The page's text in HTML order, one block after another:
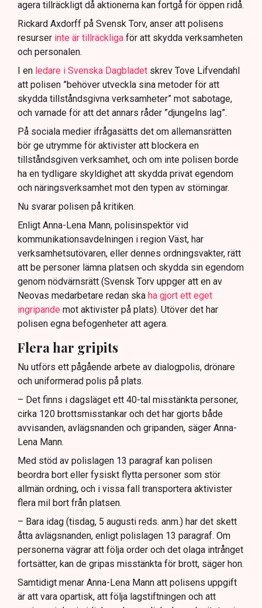
Samtidigt är polisarbetet komplext när det gäller
att navigera juridiska rättigheter och gränser.
agera tillräckligt då aktionerna kan fortgå för öppen ridå.
Rickard Axdorff på Svensk Torv, anser att polisens
resurser inte är tillräckliga för att skydda verksamheten
och personalen.
I en ledare i Svenska Dagbladet skrev Tove Lifvendahl
att polisen ”behöver utveckla sina metoder för att
skydda tillståndsgivna verksamheter” mot sabotage,
och varnade för att det annars råder ”djungelns lag”.
På sociala medier ifrågasätts det om allemansrätten
bör ge utrymme för aktivister att blockera en
tillståndsgiven verksamhet, och om inte polisen borde
ha en tydligare skyldighet att skydda privat egendom
och näringsverksamhet mot den typen av störningar.
Nu svarar polisen på kritiken.
Enligt Anna-Lena Mann, polisinspektör vid
kommunikationsavdelningen i region Väst, har
verksamhetsutövaren, eller dennes ordningsvakter, rätt
att be personer lämna platsen och skydda sin egendom
genom nödvärnsrätt (Svensk Torv uppger att en av
Neovas medarbetare redan ska ha gjort ett eget
ingripande mot aktivister på plats). Utöver det har
polisen egna befogenheter att agera.
Flera har gripits
Nu utförs ett pågående arbete av dialogpolis, drönare
och uniformerad polis på plats.
– Det finns i dagsläget ett 40-tal misstänkta personer,
cirka 120 brottsmisstankar och det har gjorts både
avvisanden, avlägsnanden och gripanden, säger Anna-
Lena Mann.
Med stöd av polislagen 13 paragraf kan polisen
beordra bort eller fysiskt flytta personer som stör
allmän ordning, och i vissa fall transportera aktivister
flera mil bort från platsen.
– Bara idag (tisdag, 5 augusti reds. anm.) har det skett
åtta avlägsnanden, enligt polislagen 13 paragraf. Om
personerna vägrar att följa order och det olaga intrånget
fortsätter, kan de gripas misstänkta för brott, säger hon.
Samtidigt menar Anna-Lena Mann att polisens uppgift
är att vara opartisk, att följa lagstiftningen och att